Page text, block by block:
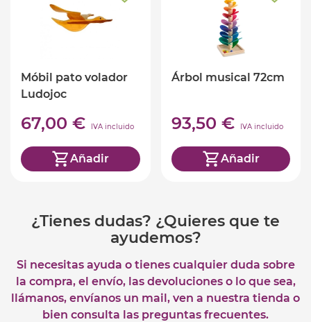
Móbil pato volador
Ludojoc
67,00 € IVA incluido
Añadir
Árbol musical 72cm
93,50 € IVA incluido
Añadir
¿Tienes dudas? ¿Quieres que te
ayudemos?
Si necesitas ayuda o tienes cualquier duda sobre
la compra, el envío, las devoluciones o lo que sea,
llámanos, envíanos un mail, ven a nuestra tienda o
bien consulta las preguntas frecuentes.